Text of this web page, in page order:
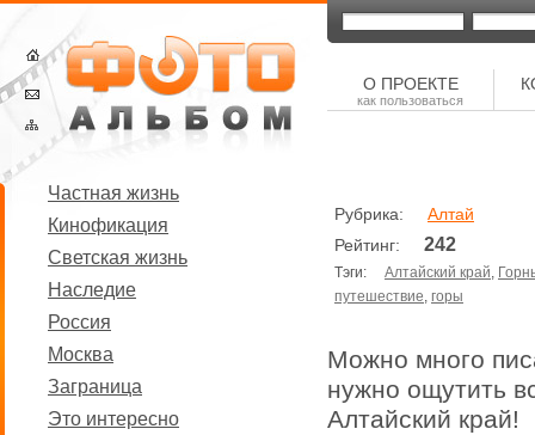
Частная жизнь
Кинофикация
Светская жизнь
Наследие
Россия
Москва
Заграница
Это интересно
О ПРОЕКТЕ
как пользоваться
Рубрика: Алтай
Рейтинг: 242
Тэги: Алтайский край,
путешествие, горы
Можно много
нужно ощутить
Алтайский край!